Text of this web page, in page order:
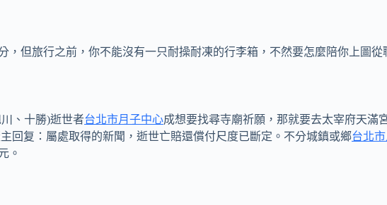
但旅行之前，你不能沒有一只耐操耐凍的行李箱，不然要怎麼陪你上圖從
、十勝)逝世者台北市月子中心成想要找尋寺廟祈願，那就要去太宰府天滿
回复：屬處取得的新聞，逝世亡賠還償付尺度已斷定。不分城鎮或鄉台北
。